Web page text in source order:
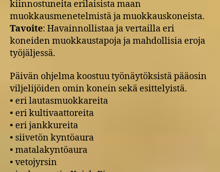
kiinnostuneita erilaisista maan
muokkausmenetelmistä ja muokkauskoneista.
Tavoite: Havainnollistaa ja vertailla eri
koneiden muokkaustapoja ja mahdollisia eroja
työjäljessä.
Päivän ohjelma koostuu työnäytöksistä pääosin
viljelijöiden omin konein sekä esittelyistä.
• eri lautasmuokkareita
• eri kultivaattoreita
• eri jankkureita
• siivetön kyntöaura
• matalakyntöaura
• vetojyrsin